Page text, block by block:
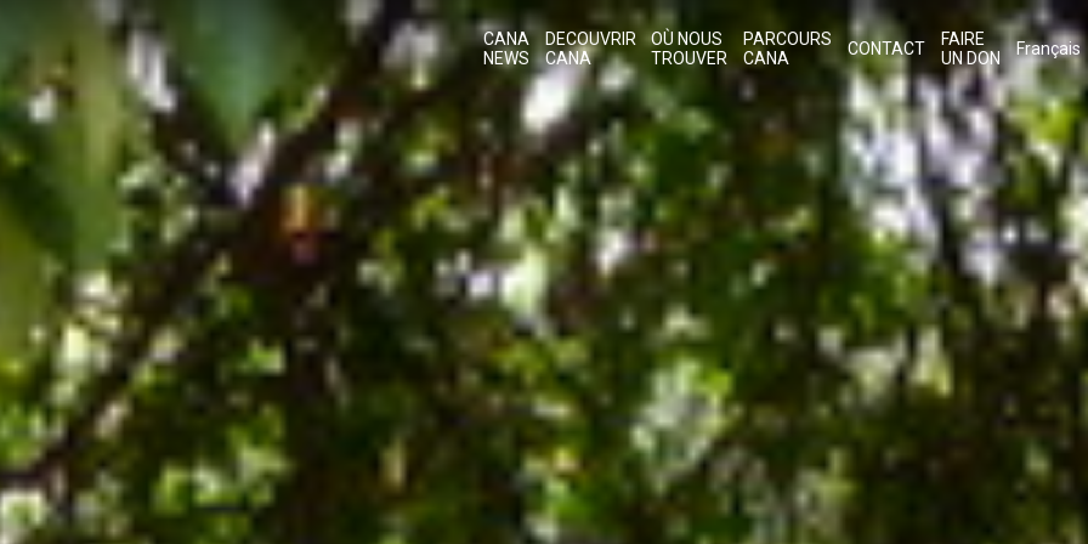
CANA
NEWS
DECOUVRIR
CANA
OÙ NOUS
TROUVER
PARCOURS
CANA
CONTACT
FAIRE
UN DON
Français